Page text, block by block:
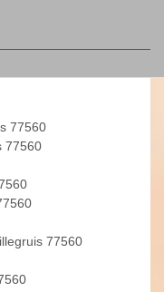
77560
77560
77560